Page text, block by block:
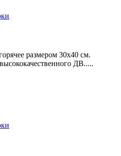
размером 30х40 см.
ДВ.....